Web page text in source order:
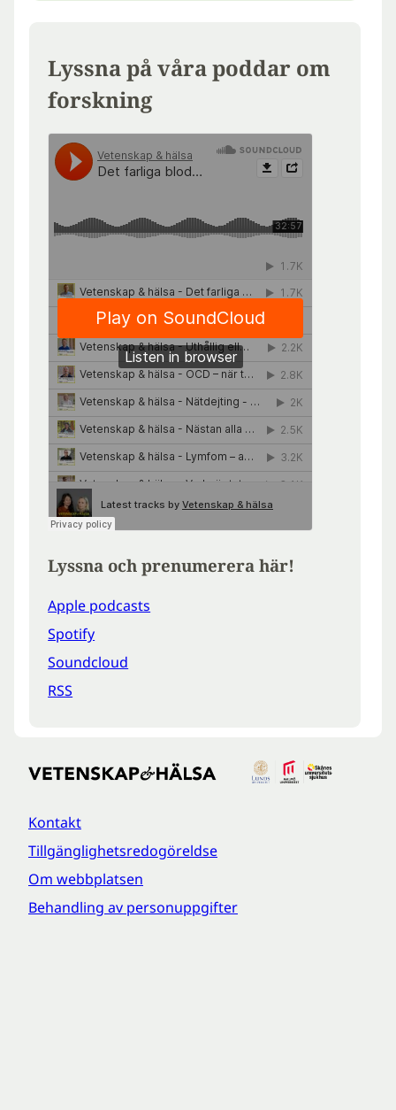
Lyssna på våra poddar om
forskning
Lyssna och prenumerera här!
Apple podcasts
Spotify
Soundcloud
RSS
Kontakt
Tillgänglighetsredogöreldse
Om webbplatsen
Behandling av personuppgifter